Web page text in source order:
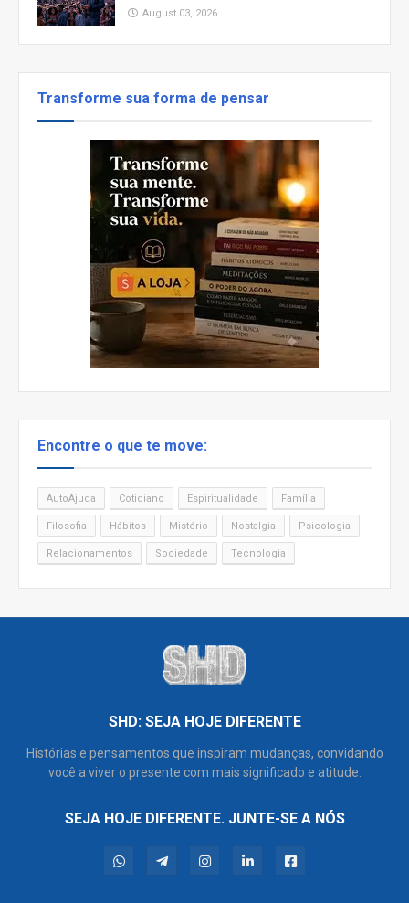
August 03, 2026
Transforme sua forma de pensar
Encontre o que te move:
AutoAjuda Cotidiano Espiritualidade Família
Filosofia Hábitos Mistério Nostalgia Psicologia
Relacionamentos Sociedade Tecnologia
SHD: SEJA HOJE DIFERENTE
Histórias e pensamentos que inspiram mudanças, convidando
você a viver o presente com mais significado e atitude.
SEJA HOJE DIFERENTE. JUNTE-SE A NÓS